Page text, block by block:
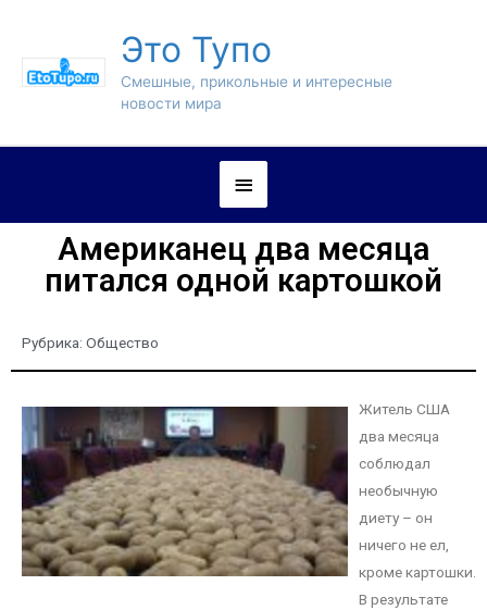
Это Тупо
Смешные, прикольные и интересные
новости мира
Американец два месяца
питался одной картошкой
Рубрика: Общество
Житель США
два месяца
соблюдал
необычную
диету – он
ничего не ел,
кроме картошки.
В результате